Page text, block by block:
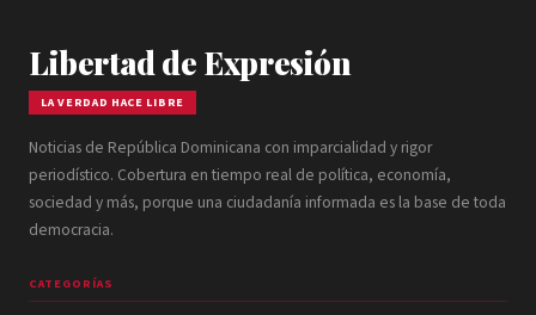
Libertad de Expresión
LA VERDAD HACE LIBRE
Noticias de República Dominicana con imparcialidad y rigor
periodístico. Cobertura en tiempo real de política, economía,
sociedad y más, porque una ciudadanía informada es la base de toda
democracia.
CATEGORÍAS